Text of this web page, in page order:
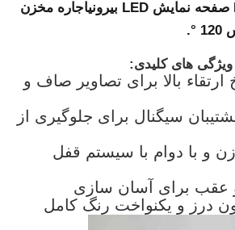
اجاره مخزن
°.
ویژگی های کلیدی:
نرخ ارتقاء بالا برای تصاویر صاف و
سیگنال برای جلوگیری از
و با دوام با سیستم قفل
عقب برای آسان سازی
درز و یکنواخت رنگ کامل